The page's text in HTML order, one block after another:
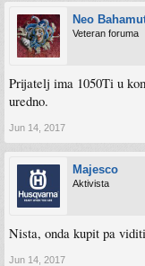
Neo
Veteran foruma
Prijatelj ima 1050Ti u
uredno.
Jun 14, 2017
Majesco
Aktivista
Nista, onda kupit pa
Jun 14, 2017